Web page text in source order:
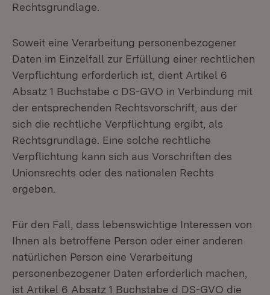
Rechtsgrundlage.
Soweit eine Verarbeitung personenbezogener
Daten im Einzelfall zur Erfüllung einer rechtlichen
Verpflichtung erforderlich ist, dient Artikel 6
Absatz 1 Buchstabe c DS-GVO in Verbindung mit
der entsprechenden Rechtsvorschrift, aus der
sich die rechtliche Verpflichtung ergibt, als
Rechtsgrundlage. Eine solche rechtliche
Verpflichtung kann sich aus Vorschriften des
Unionsrechts oder des nationalen Rechts
ergeben.
Für den Fall, dass lebenswichtige Interessen von
Ihnen als betroffene Person oder einer anderen
natürlichen Person eine Verarbeitung
personenbezogener Daten erforderlich machen,
ist Artikel 6 Absatz 1 Buchstabe d DS-GVO die